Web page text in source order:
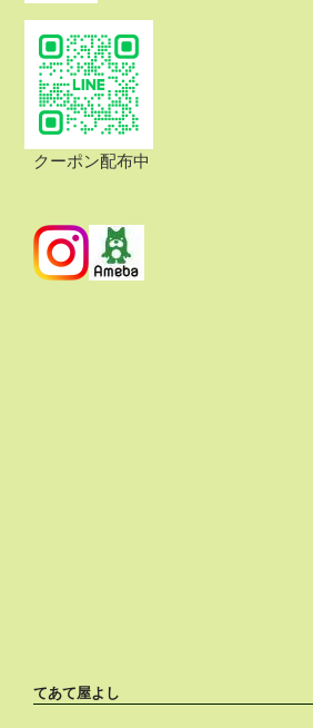
クーポン配布中
てあて屋よし